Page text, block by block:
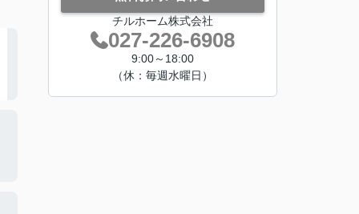
チルホーム株式会社
027-226-6908
9:00～18:00
（休：毎週水曜日）